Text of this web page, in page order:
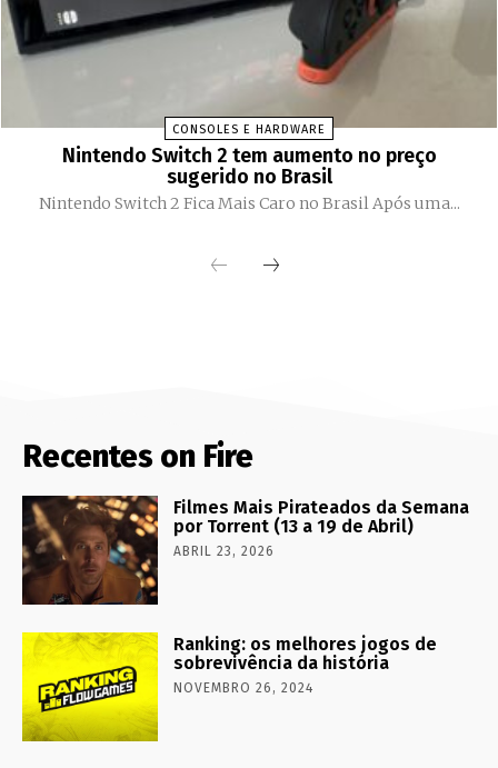
CONSOLES E HARDWARE
Nintendo Switch 2 tem aumento no preço
sugerido no Brasil
Nintendo Switch 2 Fica Mais Caro no Brasil Após uma...
Recentes on Fire
Filmes Mais Pirateados da Semana
por Torrent (13 a 19 de Abril)
ABRIL 23, 2026
Ranking: os melhores jogos de
sobrevivência da história
NOVEMBRO 26, 2024